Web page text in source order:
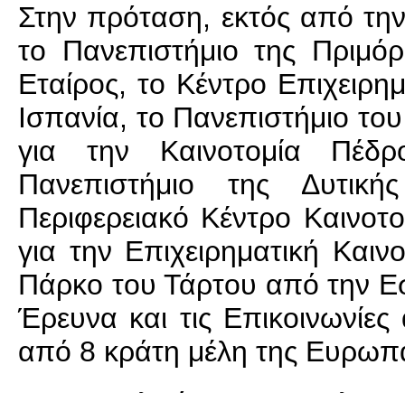
Στην πρόταση, εκτός από την
το Πανεπιστήμιο της
Εταίρος, το Κέντρο
Ισπανία, το Πανεπιστήμιο
για την Καινοτομία
Πανεπιστήμιο της
Περιφερειακό Κέντρο
για την Επιχειρηματική
Πάρκο του Τάρτου από την
Έρευνα και τις
από 8 κράτη μέλη της